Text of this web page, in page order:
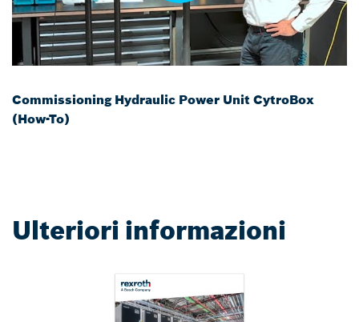
Commissioning Hydraulic Power Unit CytroBox
(How-To)
Ulteriori informazioni